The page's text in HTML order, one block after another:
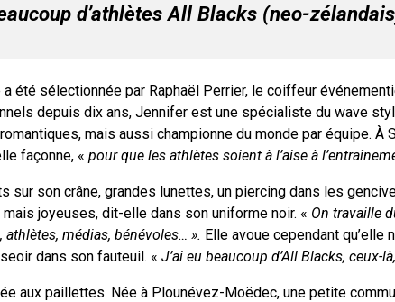
d’athlètes All Blacks (neo-
été sélectionnée par Raphaël Perrier, le coiffeur
depuis dix ans, Jennifer est une spécialiste du wave
mais aussi championne du monde par équipe. À
façonne, « pour que les athlètes soient à l’aise à
sur son crâne, grandes lunettes, un piercing dans les
joyeuses, dit-elle dans son uniforme noir. « On travaille
médias, bénévoles… ». Elle avoue cependant qu’elle
dans son fauteuil. « J’ai eu beaucoup d’All Blacks, ceux-
aux paillettes. Née à Plounévez-Moëdec, une petite